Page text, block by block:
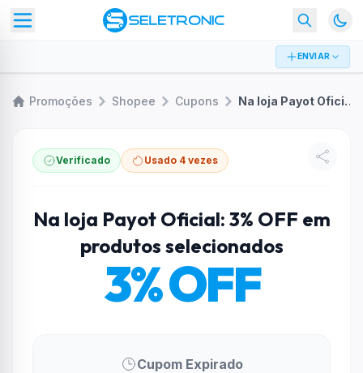
ENVIAR
Promoções Shopee Cupons Na loja Payot Oficial: 3% OFF em produtos selecionados
Verificado Usado 4 vezes
Na loja Payot Oficial: 3% OFF em
produtos selecionados
3% OFF
Cupom Expirado